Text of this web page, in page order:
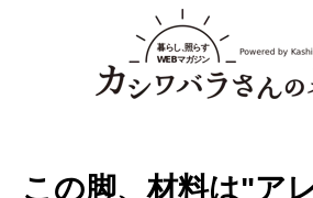
この脚、材料は"ア